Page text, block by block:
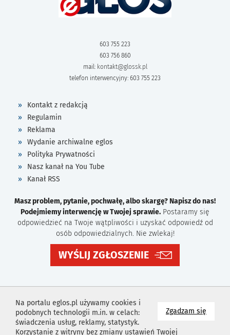
Zgadzam się
Na portalu eglos.pl używamy cookies i
podobnych technologii m.in. w celach:
świadczenia usług, reklamy, statystyk.
Korzystanie z witryny bez zmiany ustawień Twojej
603 755 223
603 756 860
mail: kontakt@glossk.pl
telefon interwencyjny: 603 755 223
Kontakt z redakcją
Regulamin
Reklama
Wydanie archiwalne eglos
Polityka Prywatności
Nasz kanał na You Tube
Kanał RSS
Masz problem, pytanie, pochwałę, albo skargę? Napisz do nas!
Podejmiemy interwencję w Twojej sprawie. Postaramy się
odpowiedzieć na Twoje wątpliwości i uzyskać odpowiedź od
osób odpowiedzialnych. Nie zwlekaj!
WYŚLIJ ZGŁOSZENIE